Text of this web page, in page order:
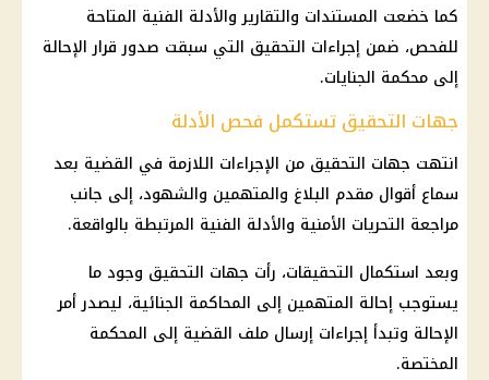
كما خضعت المستندات والتقارير والأدلة الفنية المتاحة
للفحص، ضمن إجراءات التحقيق التي سبقت صدور قرار الإحالة
إلى محكمة الجنايات.
جهات التحقيق تستكمل فحص الأدلة
انتهت جهات التحقيق من الإجراءات اللازمة في القضية بعد
سماع أقوال مقدم البلاغ والمتهمين والشهود، إلى جانب
مراجعة التحريات الأمنية والأدلة الفنية المرتبطة بالواقعة.
وبعد استكمال التحقيقات، رأت جهات التحقيق وجود ما
يستوجب إحالة المتهمين إلى المحاكمة الجنائية، ليصدر أمر
الإحالة وتبدأ إجراءات إرسال ملف القضية إلى المحكمة
المختصة.